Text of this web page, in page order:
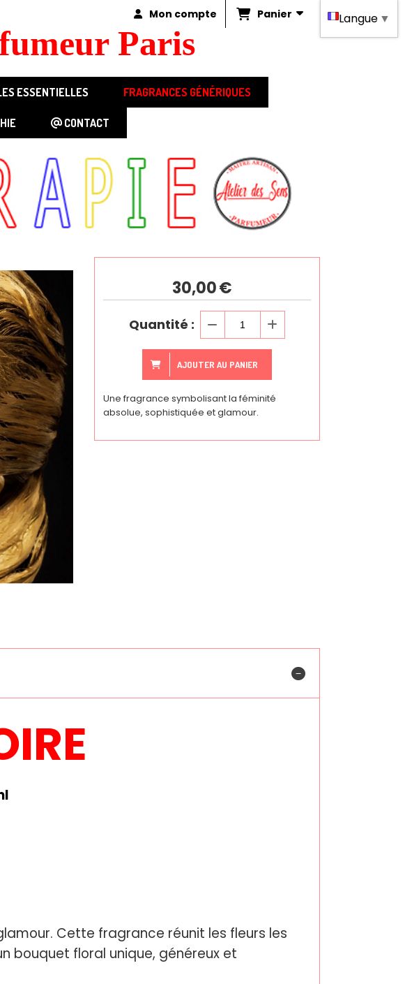
Paris
Mon compte Panier
ESSENTIELLES FRAGRANCES GÉNÉRIQUES
CONTACT
FEMME 1 V - VICTOIRE 100ML
30,00€
Quantité :
AJOUTER AU PANIER
Une fragrance symbolisant la féminité
absolue, sophistiquée et glamour.
Cette fragrance réunit les fleurs les
bouquet floral unique, généreux et
Langue ▼